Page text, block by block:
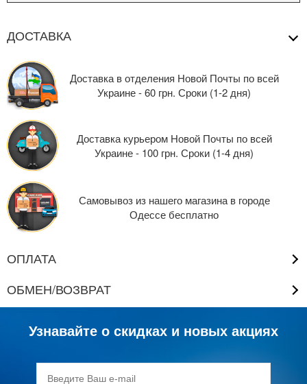
ДОСТАВКА
Доставка в отделения Новой Почты по всей
Украине - 60 грн. Сроки (1-2 дня)
Доставка курьером Новой Почты по всей
Украине - 100 грн. Сроки (1-4 дня)
Самовывоз из нашего магазина в городе
Одессе бесплатно
ОПЛАТА
ОБМЕН/ВОЗВРАТ
Узнавайте о скидках и новых акциях